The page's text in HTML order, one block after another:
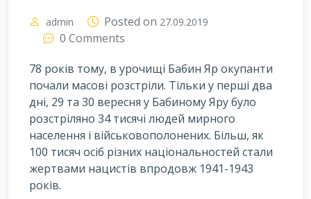
admin Posted on 27.09.2019
0 Comments
78 років тому, в урочищі Бабин Яр окупанти
почали масові розстріли. Тільки у перші два
дні, 29 та 30 вересня у Бабиному Яру було
розстріляно 34 тисячі людей мирного
населення і військовополонених. Більш, як
100 тисяч осіб різних національностей стали
жертвами нацистів впродовж 1941-1943
років.